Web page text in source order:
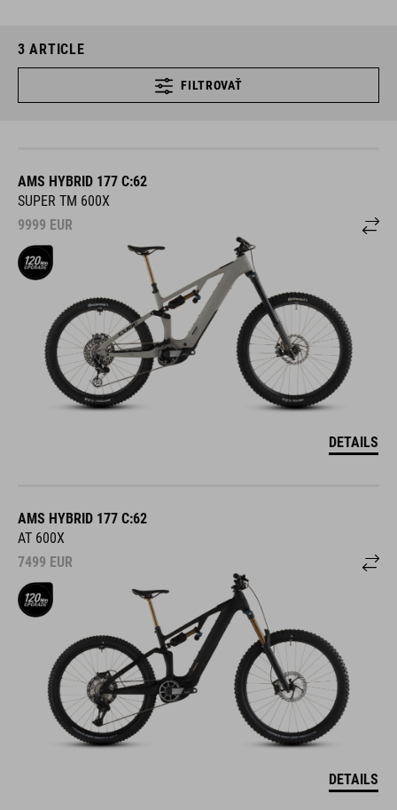
3 ARTICLE
FILTROVAŤ
AMS HYBRID 177 C:62
SUPER TM 600X
9999 EUR
DETAILS
AMS HYBRID 177 C:62
AT 600X
7499 EUR
DETAILS